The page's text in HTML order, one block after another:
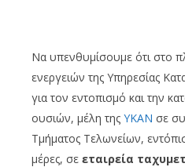
Να υπενθυμίσουμε ότι στο
ενεργειών της Υπηρεσίας
για τον εντοπισμό και την
ουσιών, μέλη της ΥΚΑΝ σε
Τμήματος Τελωνείων,
μέρες, σε εταιρεία